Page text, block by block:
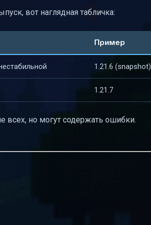
вот наглядная табличка:
Пример
1.21.6 (snapshot)
1.21.7
всех, но могут содержать ошибки.